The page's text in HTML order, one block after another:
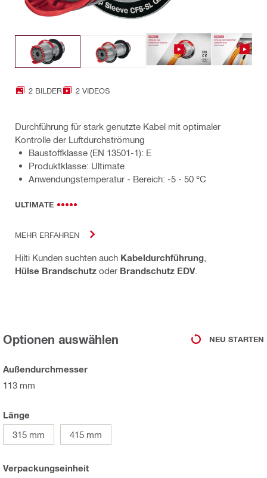
2 BILDER 2 VIDEOS
Durchführung für stark genutzte Kabel mit optimaler
Kontrolle der Luftdurchströmung
Baustoffklasse (EN 13501-1): E
Produktklasse: Ultimate
Anwendungstemperatur - Bereich: -5 - 50 °C
ULTIMATE
MEHR ERFAHREN
Hilti Kunden suchten auch Kabeldurchführung
Hülse Brandschutz oder Brandschutz EDV.
Optionen auswählen NEU STARTEN
Außendurchmesser
113 mm
Länge
315 mm
415 mm
Verpackungseinheit